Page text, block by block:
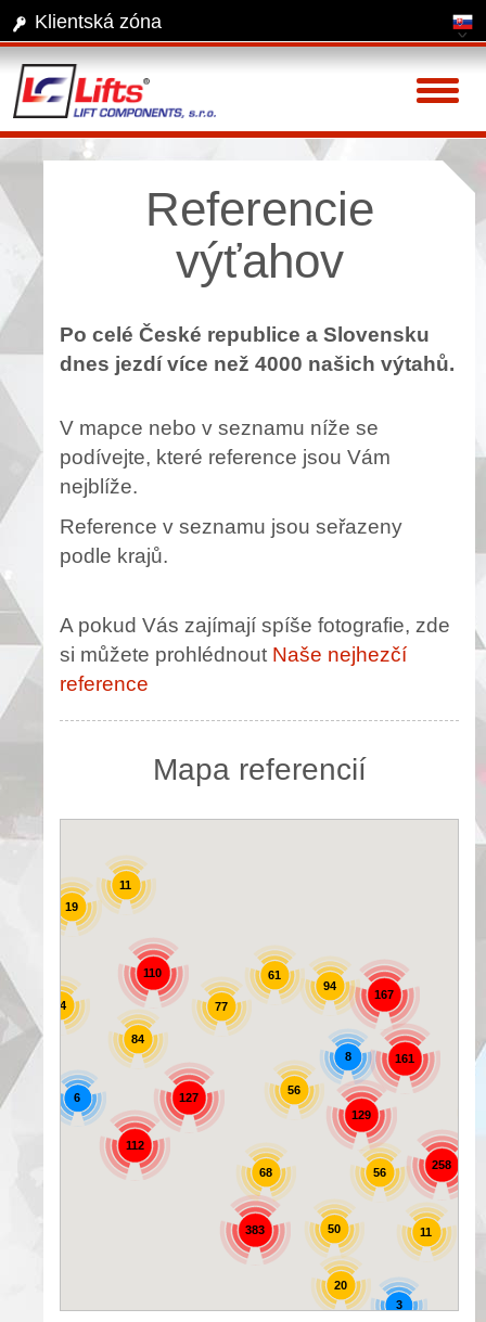
Klientská zóna
Referencie
výťahov
Po celé České republice a Slovensku
dnes jezdí více než 4000 našich výtahů.
V mapce nebo v seznamu níže se
podívejte, které reference jsou Vám
nejblíže.
Reference v seznamu jsou seřazeny
podle krajů.
A pokud Vás zajímají spíše fotografie, zde
si můžete prohlédnout Naše nejhezčí
reference
Mapa referencií
167
110
56
127
50
56
383
77
94
61
161
112
258
20
3
11
68
84
11
129
44
19
8
6